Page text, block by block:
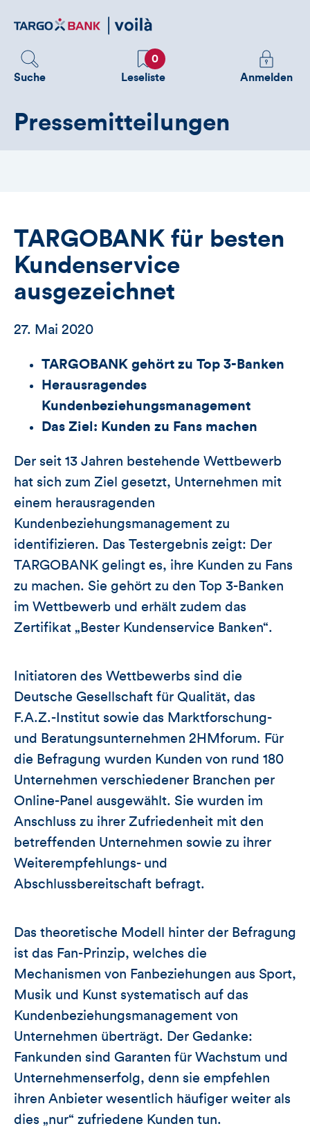
zum
Suche
Favoriten
0
Leseliste
Melden
Sie
Anmelden
Pressemitteilungen
TARGOBANK für besten
Kundenservice
ausgezeichnet
27. Mai 2020
TARGOBANK gehört zu Top 3-Banken
Herausragendes
Kundenbeziehungsmanagement
Das Ziel: Kunden zu Fans machen
Der seit 13 Jahren bestehende Wettbewerb
hat sich zum Ziel gesetzt, Unternehmen mit
einem herausragenden
Kundenbeziehungsmanagement zu
identifizieren. Das Testergebnis zeigt: Der
TARGOBANK gelingt es, ihre Kunden zu Fans
zu machen. Sie gehört zu den Top 3-Banken
im Wettbewerb und erhält zudem das
Zertifikat „Bester Kundenservice Banken“.
Initiatoren des Wettbewerbs sind die
Deutsche Gesellschaft für Qualität, das
F.A.Z.-Institut sowie das Marktforschung-
und Beratungsunternehmen 2HMforum. Für
die Befragung wurden Kunden von rund 180
Unternehmen verschiedener Branchen per
Online-Panel ausgewählt. Sie wurden im
Anschluss zu ihrer Zufriedenheit mit den
betreffenden Unternehmen sowie zu ihrer
Weiterempfehlungs- und
Abschlussbereitschaft befragt.
Das theoretische Modell hinter der Befragung
ist das Fan-Prinzip, welches die
Mechanismen von Fanbeziehungen aus Sport,
Musik und Kunst systematisch auf das
Kundenbeziehungsmanagement von
Unternehmen überträgt. Der Gedanke:
Fankunden sind Garanten für Wachstum und
Unternehmenserfolg, denn sie empfehlen
ihren Anbieter wesentlich häufiger weiter als
dies „nur“ zufriedene Kunden tun.